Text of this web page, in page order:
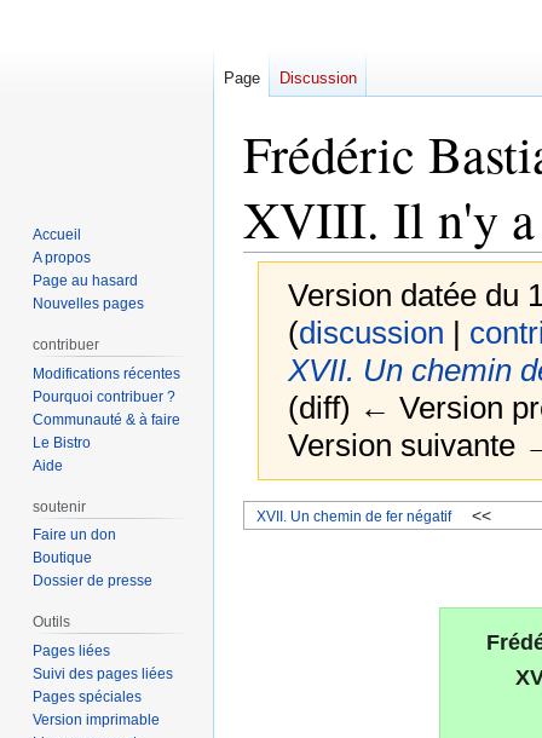
Frédéric
XVIII. Il n'y a
Version datée du
(discussion |
XVII. Un chemin
(diff) ← Version
Version suivante
Aller
Aller
XVII. Un chemin de fer négatif <<
Page Discussion
Accueil
A propos
Page au hasard
Nouvelles pages
contribuer
Modifications récentes
Pourquoi contribuer ?
Communauté & à faire
Le Bistro
Aide
soutenir
Faire un don
Boutique
Dossier de presse
Outils
Pages liées
Suivi des pages liées
Pages spéciales
Version imprimable